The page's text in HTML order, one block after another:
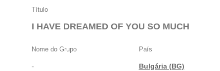
I
HAVE
OF
Título
I HAVE DREAMED OF YOU SO MUCH
Nome do Grupo
-
País
Bulgária (BG)